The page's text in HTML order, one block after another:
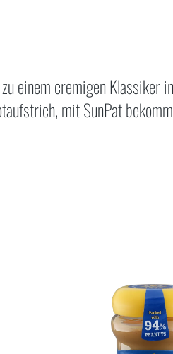
einem cremigen Klassiker
mit SunPat